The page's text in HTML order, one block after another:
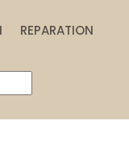
REPARATION